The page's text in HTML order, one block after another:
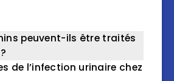
peuvent-ils être traités
de l’infection urinaire chez